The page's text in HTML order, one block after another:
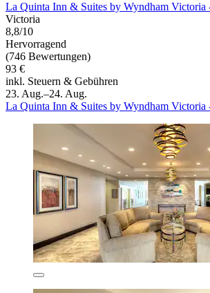
La Quinta Inn & Suites by Wyndham Victoria
Victoria
8,8/10
Hervorragend
(746 Bewertungen)
93 €
inkl. Steuern & Gebühren
23. Aug.–24. Aug.
La Quinta Inn & Suites by Wyndham Victoria